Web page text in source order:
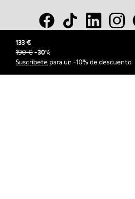
133 €
190 €-30%
Suscríbete para un -10% de descuento
© Camper, 2026